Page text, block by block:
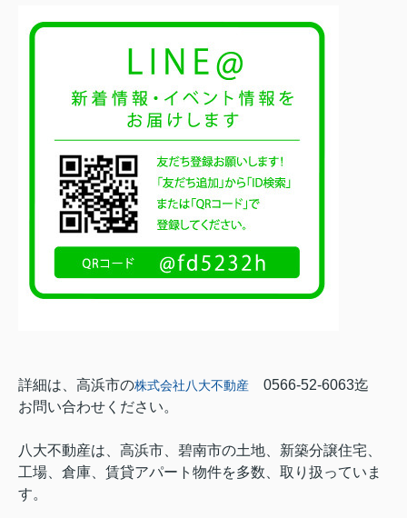
詳細は、高浜市の株式会社八大不動産 0566-52-6063迄
お問い合わせください。
八大不動産は、高浜市、碧南市の土地、新築分譲住宅、
工場、倉庫、賃貸アパート物件を多数、取り扱っていま
す。